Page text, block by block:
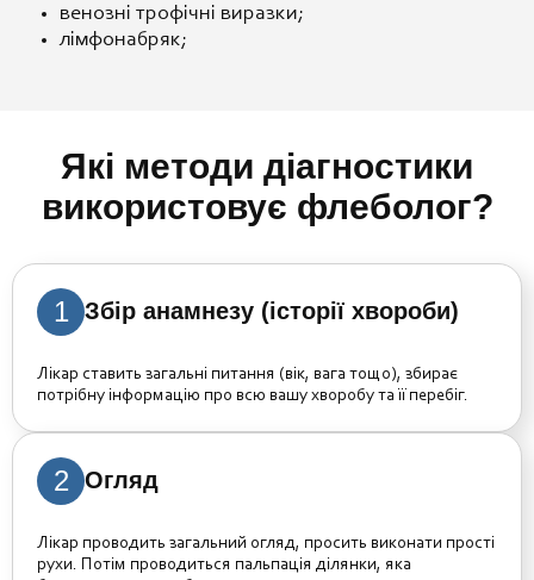
венозні трофічні виразки;
лімфонабряк;
Які методи діагностики
використовує флеболог?
1 Збір анамнезу (історії хвороби)
Лікар ставить загальні питання (вік, вага тощо), збирає
потрібну інформацію про всю вашу хворобу та її перебіг.
2 Огляд
Лікар проводить загальний огляд, просить виконати прості
рухи. Потім проводиться пальпація ділянки, яка